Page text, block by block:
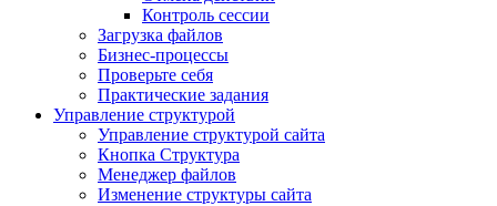
Контроль сессии
Загрузка файлов
Бизнес-процессы
Проверьте себя
Практические задания
Управление структурой
Управление структурой сайта
Кнопка Структура
Менеджер файлов
Изменение структуры сайта